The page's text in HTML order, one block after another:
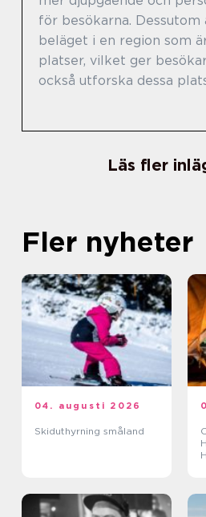
för besökarna. Dessutom
beläget i en region som
platser, vilket ger
också utforska dessa
Läs fler
Fler nyheter
04. augusti 2026
Skiduthyrning småland